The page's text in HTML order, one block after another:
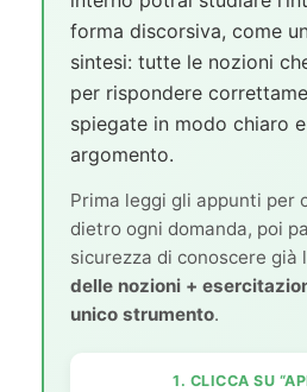
forma discorsiva, come
sintesi: tutte le nozioni
per rispondere
spiegate in modo chiaro
argomento.
Prima leggi gli appunti per
dietro ogni domanda, poi
sicurezza di conoscere già
delle nozioni +
unico strumento.
1. CLICCA SU